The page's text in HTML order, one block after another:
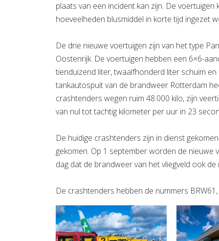
plaats van een incident kan zijn. De
hoeveelheden blusmiddel in korte tijd ingezet
De drie nieuwe voertuigen zijn van het type
Oostenrijk. De voertuigen hebben een 6×6-
tienduizend liter, twaalfhonderd liter schuim
tankautospuit van de brandweer Rotterdam
crashtenders wegen ruim 48.000 kilo, zijn
van nul tot tachtig kilometer per uur in 23
De huidige crashtenders zijn in dienst
gekomen. Op 1 september worden de nieuwe
dag dat de brandweer van het vliegveld ook
De crashtenders hebben de nummers BRW61,